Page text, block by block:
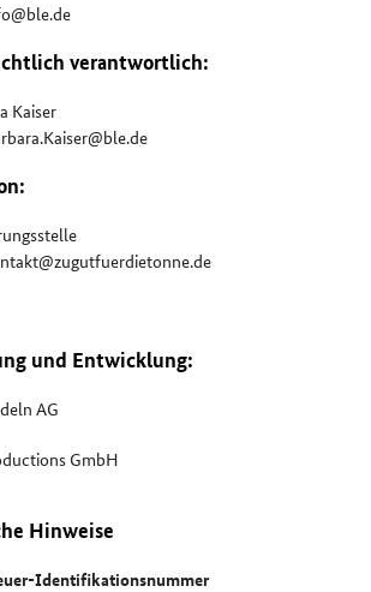
verantwortlich:
Kaiser
und Entwicklung:
AG
GmbH
Hinweise
Identifikationsnummer